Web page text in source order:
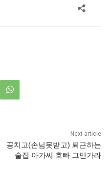
Next article
꽁치고(손님못받고) 퇴근하는
술집 아가씨 호빠 그만가라